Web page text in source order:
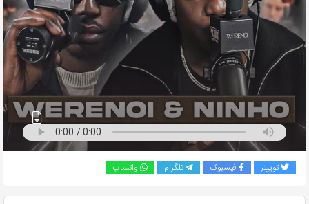
به
اشتراک
لینک
توییتر فیسبوک تلگرام واتساپ